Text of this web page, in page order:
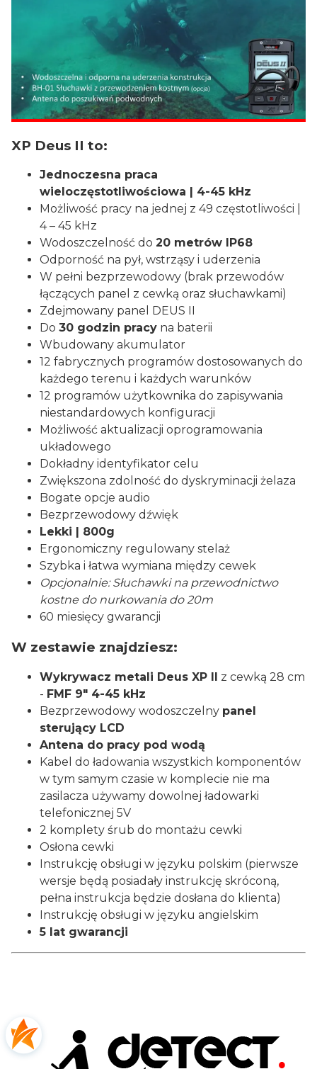
XP Deus II to:
Jednoczesna praca
wieloczęstotliwościowa | 4-45 kHz
Możliwość pracy na jednej z 49 częstotliwości |
4 – 45 kHz
Wodoszczelność do 20 metrów IP68
Odporność na pył, wstrząsy i uderzenia
W pełni bezprzewodowy (brak przewodów
łączących panel z cewką oraz słuchawkami)
Zdejmowany panel DEUS II
Do 30 godzin pracy na baterii
Wbudowany akumulator
12 fabrycznych programów dostosowanych do
każdego terenu i każdych warunków
12 programów użytkownika do zapisywania
niestandardowych konfiguracji
Możliwość aktualizacji oprogramowania
układowego
Dokładny identyfikator celu
Zwiększona zdolność do dyskryminacji żelaza
Bogate opcje audio
Bezprzewodowy dźwięk
Lekki | 800g
Ergonomiczny regulowany stelaż
Szybka i łatwa wymiana między cewek
Opcjonalnie: Słuchawki na przewodnictwo
kostne do nurkowania do 20m
60 miesięcy gwarancji
W zestawie znajdziesz:
Wykrywacz metali Deus XP II z cewką 28 cm
- FMF 9" 4-45 kHz
Bezprzewodowy wodoszczelny panel
sterujący LCD
Antena do pracy pod wodą
Kabel do ładowania wszystkich komponentów
w tym samym czasie w komplecie nie ma
zasilacza używamy dowolnej ładowarki
telefonicznej 5V
2 komplety śrub do montażu cewki
Osłona cewki
Instrukcję obsługi w języku polskim (pierwsze
wersje będą posiadały instrukcję skróconą,
pełna instrukcja będzie dosłana do klienta)
Instrukcję obsługi w języku angielskim
5 lat gwarancji